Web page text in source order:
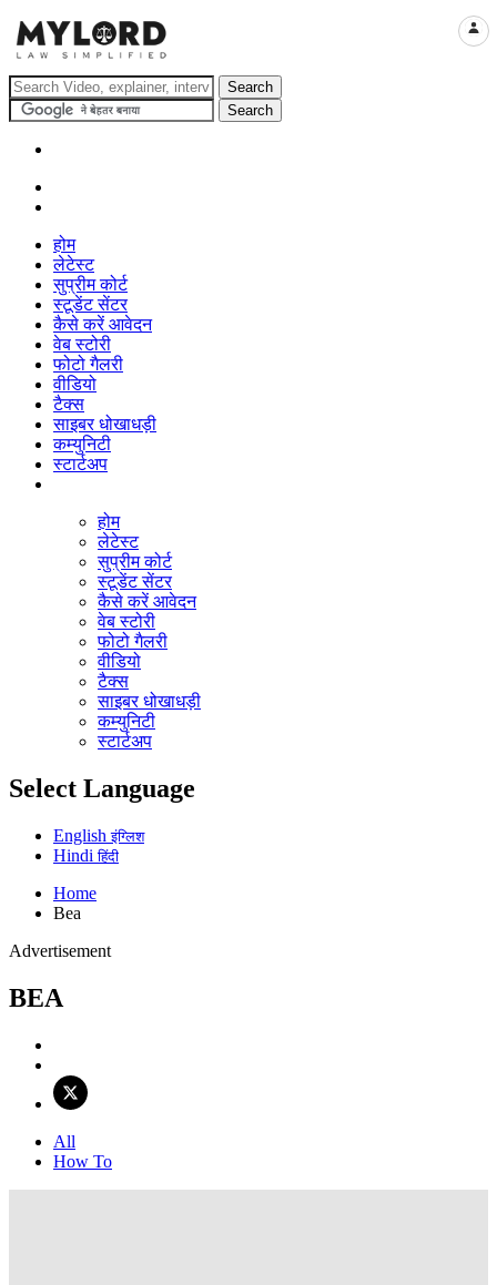
होम
लेटेस्ट
सुप्रीम कोर्ट
स्टूडेंट सेंटर
कैसे करें आवेदन
वेब स्टोरी
फोटो गैलरी
वीडियो
टैक्स
साइबर धोखाधड़ी
कम्युनिटी
स्टार्टअप
होम
लेटेस्ट
सुप्रीम कोर्ट
स्टूडेंट सेंटर
कैसे करें आवेदन
वेब स्टोरी
फोटो गैलरी
वीडियो
टैक्स
साइबर धोखाधड़ी
कम्युनिटी
स्टार्टअप
Select Language
Englishइंग्लिश
Hindiहिंदी
Home
Bea
Advertisement
BEA
All
How To